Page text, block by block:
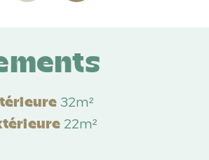
32m²
22m²